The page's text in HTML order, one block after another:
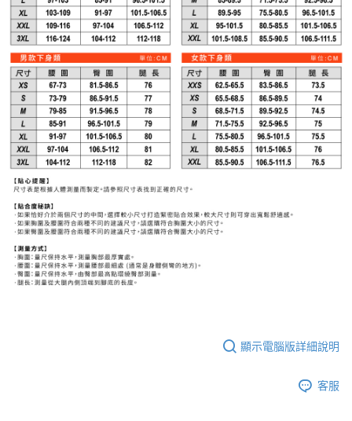
顯示電腦版詳細說明
客服